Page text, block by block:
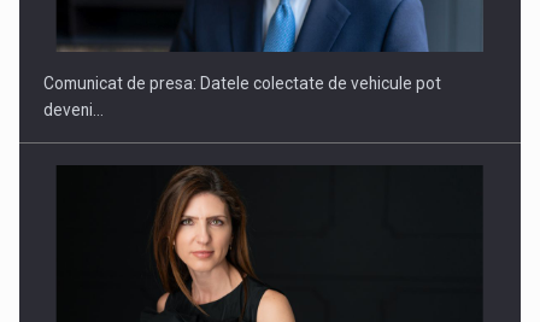
Comunicat de presa: Datele colectate de vehicule pot
deveni…